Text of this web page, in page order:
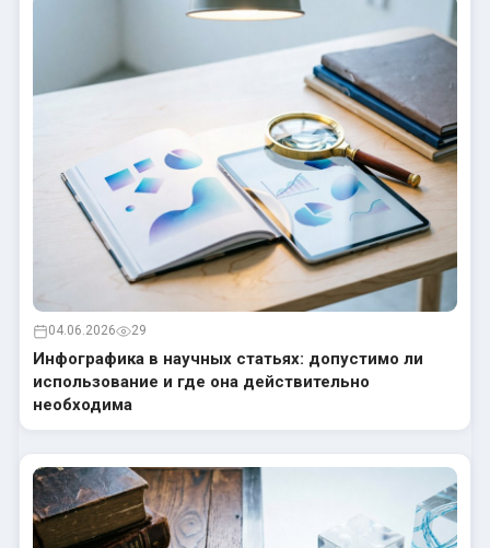
04.06.2026 29
Инфографика в научных статьях: допустимо ли
использование и где она действительно
необходима